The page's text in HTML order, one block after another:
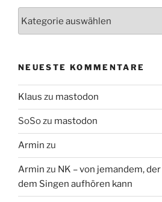
NEUESTE KOMMENTARE
Klaus zu mastodon
SoSozu mastodon
Armin zu
Armin zu NK – von jemandem,
dem Singen aufhören kann